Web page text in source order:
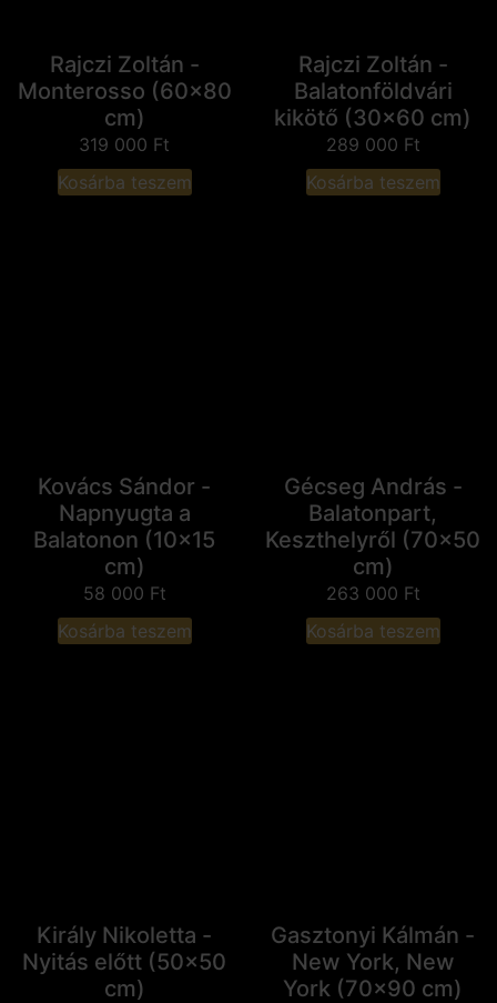
Rajczi Zoltán -
Monterosso (60x80
cm)
319 000 Ft
Kosárba teszem
Rajczi Zoltán -
Balatonföldvári
kikötő (30x60 cm)
289 000 Ft
Kosárba teszem
Kovács Sándor -
Napnyugta a
Balatonon (10x15
cm)
58 000 Ft
Kosárba teszem
Gécseg András -
Balatonpart,
Keszthelyről (70x50
cm)
263 000 Ft
Kosárba teszem
Király Nikoletta -
Nyitás előtt (50x50
cm)
Gasztonyi Kálmán -
New York, New
York (70x90 cm)